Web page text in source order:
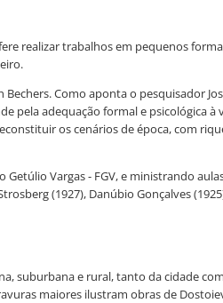
realizar trabalhos em pequenos
Como aponta o pesquisador
pela adequação formal e psicológica
os cenários de época, com
Vargas - FGV, e ministrando
(1927), Danúbio Gonçalves
suburbana e rural, tanto da cidade
maiores ilustram obras de